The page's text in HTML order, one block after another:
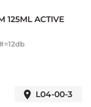
125ML ACTIVE
L04-00-3